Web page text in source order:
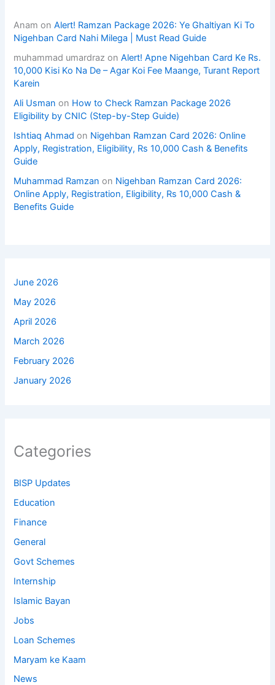
Anam onAlert! Ramzan Package 2026: Ye Ghaltiyan Ki To
Nigehban Card Nahi Milega | Must Read Guide
muhammad umardraz onAlert! Apne Nigehban Card Ke Rs.
10,000 Kisi Ko Na De – Agar Koi Fee Maange, Turant Report
Karein
Ali Usman on How to Check Ramzan Package 2026
Eligibility by CNIC (Step-by-Step Guide)
Ishtiaq Ahmad on Nigehban Ramzan Card 2026: Online
Apply, Registration, Eligibility, Rs 10,000 Cash & Benefits
Guide
Muhammad Ramzan on Nigehban Ramzan Card 2026:
Online Apply, Registration, Eligibility, Rs 10,000 Cash &
Benefits Guide
June 2026
May 2026
April 2026
March 2026
February 2026
January 2026
Categories
BISP Updates
Education
Finance
General
Govt Schemes
Internship
Islamic Bayan
Jobs
Loan Schemes
Maryam ke Kaam
News